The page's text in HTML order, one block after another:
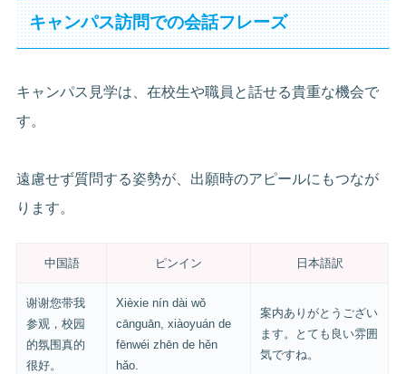
キャンパス訪問での会話フレーズ
キャンパス見学は、在校生や職員と話せる貴重な機会で
す。
遠慮せず質問する姿勢が、出願時のアピールにもつなが
ります。
中国語 ピンイン 日本語訳
谢谢您带我
参观，校园
的氛围真的
很好。
Xièxie nín dài wǒ
cānguān, xiàoyuán de
fēnwéi zhēn de hěn
hǎo.
案内ありがとうござい
ます。とても良い雰囲
気ですね。